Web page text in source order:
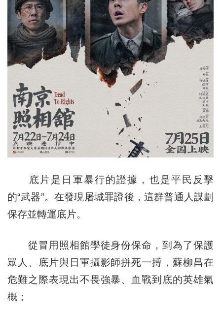
底片是日軍暴行的證據，也是平民反擊
的“武器”。在發現屠城罪證後，這群普通人謀劃
保存並轉運底片。
從冒用照相館學徒身份保命，到為了保護
眾人、底片與日軍攝影師拼死一搏，蘇柳昌在
危難之際表現出不畏強暴、血戰到底的英雄氣
概；